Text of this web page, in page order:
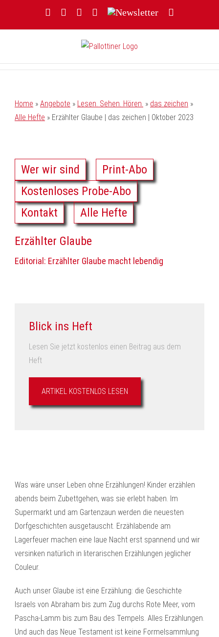
FacebookYouTubeInstagram
Threads
Newsletter
Home » Angebote » Lesen. Sehen. Hören. » das zeichen »
Alle Hefte » Erzählter Glaube | das zeichen | Oktober 2023
Wer wir sind
Print-Abo
Kostenloses Probe-Abo
Kontakt
Alle Hefte
Erzählter Glaube
Editorial: Erzählter Glaube macht lebendig
Blick ins Heft
Lesen Sie jetzt kostenlos einen Beitrag aus dem
Heft
ARTIKEL KOSTENLOS LESEN
Was wäre unser Leben ohne Erzählungen! Kinder erzählen
abends beim Zubettgehen, was sie erlebt haben. Im
Supermarkt und am Gartenzaun werden die neuesten
Dorfgeschichten ausgetauscht. Erzählabende am
Lagerfeuer machen eine laue Nacht erst spannend und wir
versinken natürlich in literarischen Erzählungen jeglicher
Couleur.
Auch unser Glaube ist eine Erzählung: die Geschichte
Israels von Abraham bis zum Zug durchs Rote Meer, vom
Pascha-Lamm bis zum Bau des Tempels. Alles Erzählungen.
Und auch das Neue Testament ist keine Formelsammlung